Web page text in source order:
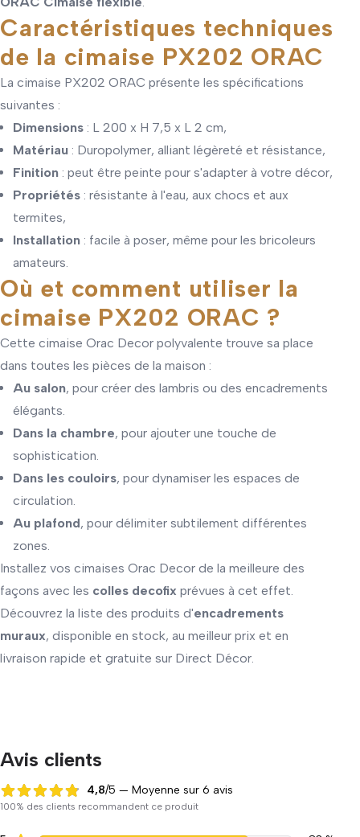
Caractéristiques techniques
de la cimaise PX202 ORAC
La cimaise PX202 ORAC présente les spécifications
suivantes :
Dimensions : L 200 x H 7,5 x L 2 cm,
Matériau : Duropolymer, alliant légèreté et résistance,
Finition : peut être peinte pour s'adapter à votre décor,
Propriétés : résistante à l'eau, aux chocs et aux
termites,
Installation : facile à poser, même pour les bricoleurs
amateurs.
Où et comment utiliser la
cimaise PX202 ORAC ?
Cette cimaise Orac Decor polyvalente trouve sa place
dans toutes les pièces de la maison :
Au salon, pour créer des lambris ou des encadrements
élégants.
Dans la chambre, pour ajouter une touche de
sophistication.
Dans les couloirs, pour dynamiser les espaces de
circulation.
Au plafond, pour délimiter subtilement différentes
zones.
Installez vos cimaises Orac Decor de la meilleure des
façons avec les colles decofix prévues à cet effet.
Découvrez la liste des produits d'encadrements
muraux, disponible en stock, au meilleur prix et en
livraison rapide et gratuite sur Direct Décor.
Avis clients
4,8 sur 5
4,8/5 — Moyenne sur 6 avis
100% des clients recommandent ce produit